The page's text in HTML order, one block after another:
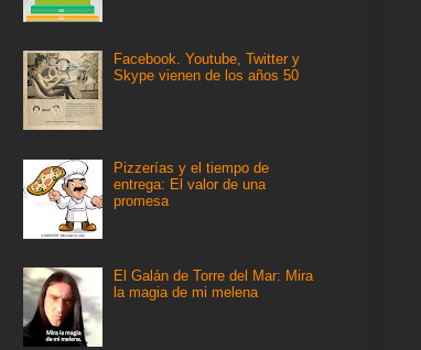
Facebook. Youtube, Twitter y
Skype vienen de los años 50
Pizzerías y el tiempo de
entrega: El valor de una
promesa
El Galán de Torre del Mar: Mira
la magia de mi melena